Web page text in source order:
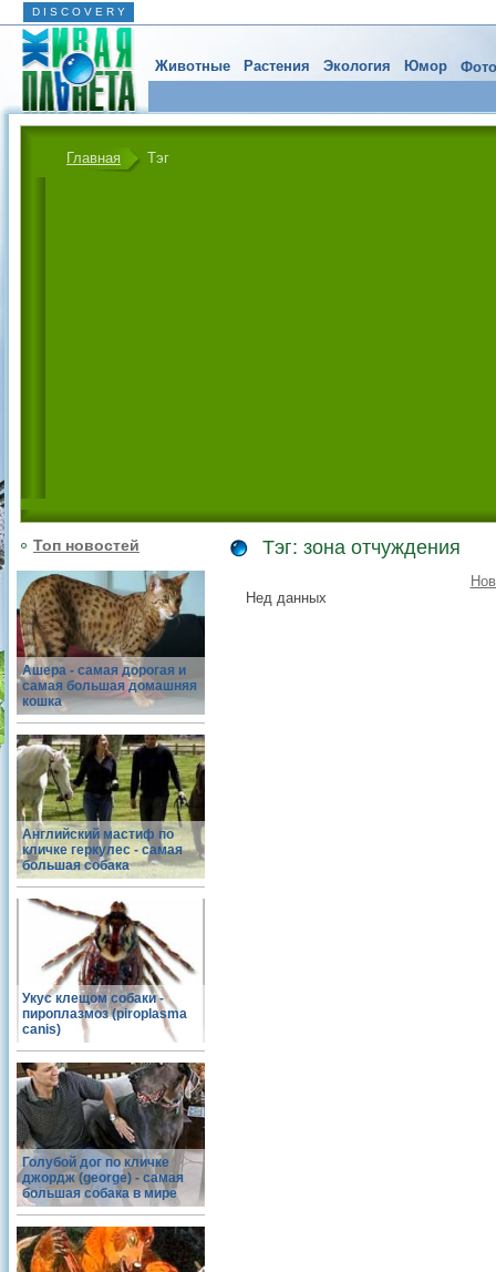
D I S C O V E R Y
Животные Растения Экология Юмор
Главная Тэг
Топ новостей
Ашера - самая дорогая и
самая большая домашняя
кошка
Английский мастиф по
кличке геркулес - самая
большая собака
Укус клещом собаки -
пироплазмоз (piroplasma
canis)
Голубой дог по кличке
джордж (george) - самая
большая собака в мире
Тэг: зона отчуждения
Нед данных